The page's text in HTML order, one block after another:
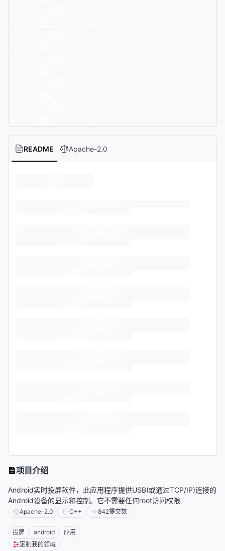
README Apache-2.0
项目介绍
Android实时投屏软件，此应用程序提供USB(或通过TCP/IP)连接的
Android设备的显示和控制。它不需要任何root访问权限
Apache-2.0 C++ 842提交数
投屏 android
应用
定制我的领域